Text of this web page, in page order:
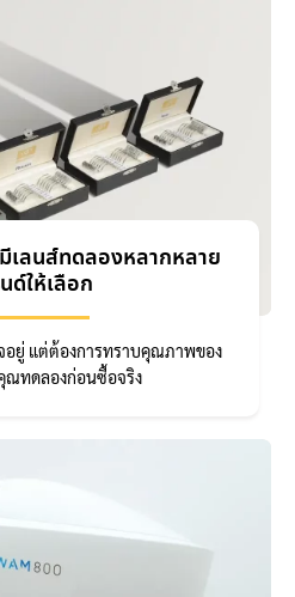
เลนส์ทดลองหลากหลาย
ด์ให้เลือก
ยู่ แต่ต้องการทราบคุณภาพของ
ณทดลองก่อนซื้อจริง